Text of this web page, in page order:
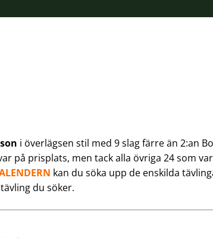
i överlägsen stil med 9 slag färre än 2:an
på prisplats, men tack alla övriga 24 som
kan du söka upp de enskilda
du söker.